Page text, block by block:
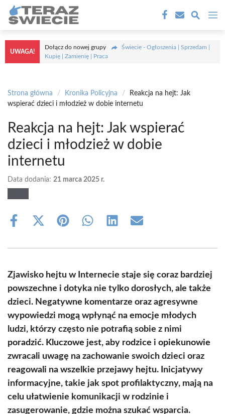
Przejdź
treści
UWAGA!
Dołącz do nowej grupy
Świecie - Ogłoszenia | Sprzedam |
Kupię | Zamienię | Praca
Strona główna / Kronika Policyjna /
Reakcja na hejt: Jak
wspierać dzieci i młodzież w dobie internetu
Reakcja na hejt: Jak wspierać
dzieci i młodzież w dobie
internetu
Data dodania: 21 marca 2025 r.
Share
Share
(Twitter)
Share Share Share Share
Zjawisko hejtu w Internecie staje się coraz bardziej
powszechne i dotyka nie tylko dorosłych, ale także
dzieci. Negatywne komentarze oraz agresywne
wypowiedzi mogą wpłynąć na emocje młodych
ludzi, którzy często nie potrafią sobie z nimi
poradzić. Kluczowe jest, aby rodzice i opiekunowie
zwracali uwagę na zachowanie swoich dzieci oraz
reagowali na wszelkie przejawy hejtu. Inicjatywy
informacyjne, takie jak spot profilaktyczny, mają na
celu ułatwienie komunikacji w rodzinie i
zasugerowanie, gdzie można szukać wsparcia.